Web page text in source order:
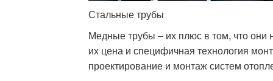
Стальные трубы
Медные трубы – их плюс в том, что
их цена и специфичная технология
проектирование и монтаж систем